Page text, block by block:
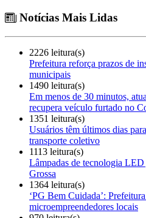
Notícias Mais Lidas
2226 leitura(s)
Prefeitura reforça prazos de
municipais
1490 leitura(s)
Em menos de 30 minutos,
recupera veículo furtado no
1351 leitura(s)
Usuários têm últimos dias
transporte coletivo
1113 leitura(s)
Lâmpadas de tecnologia
Grossa
1364 leitura(s)
‘PG Bem Cuidada’:
microempreendedores locais